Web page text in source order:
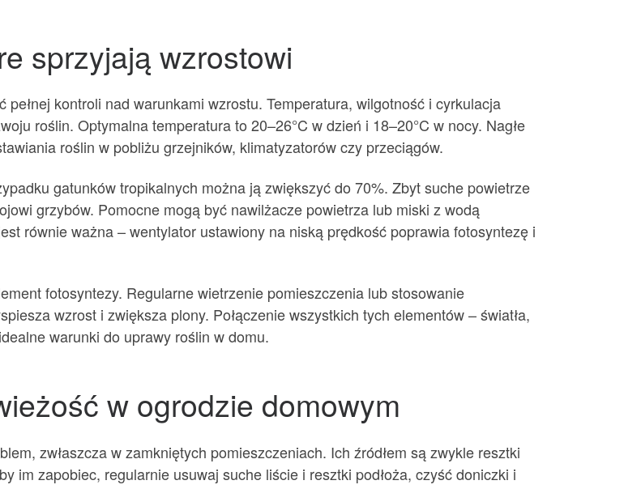
sprzyjają wzrostowi
kontroli nad warunkami wzrostu. Temperatura, wilgotność i cyrkulacja
roślin. Optymalna temperatura to 20–26°C w dzień i 18–20°C w nocy. Nagłe
roślin w pobliżu grzejników, klimatyzatorów czy przeciągów.
gatunków tropikalnych można ją zwiększyć do 70%. Zbyt suche powietrze
grzybów. Pomocne mogą być nawilżacze powietrza lub miski z wodą
równie ważna – wentylator ustawiony na niską prędkość poprawia fotosyntezę i
fotosyntezy. Regularne wietrzenie pomieszczenia lub stosowanie
wzrost i zwiększa plony. Połączenie wszystkich tych elementów – światła,
warunki do uprawy roślin w domu.
w ogrodzie domowym
zwłaszcza w zamkniętych pomieszczeniach. Ich źródłem są zwykle resztki
im zapobiec, regularnie usuwaj suche liście i resztki podłoża, czyść doniczki i